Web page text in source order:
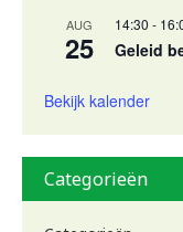
AUG
25
14:30 -
Geleid
Bekijk kalender
Categorieën